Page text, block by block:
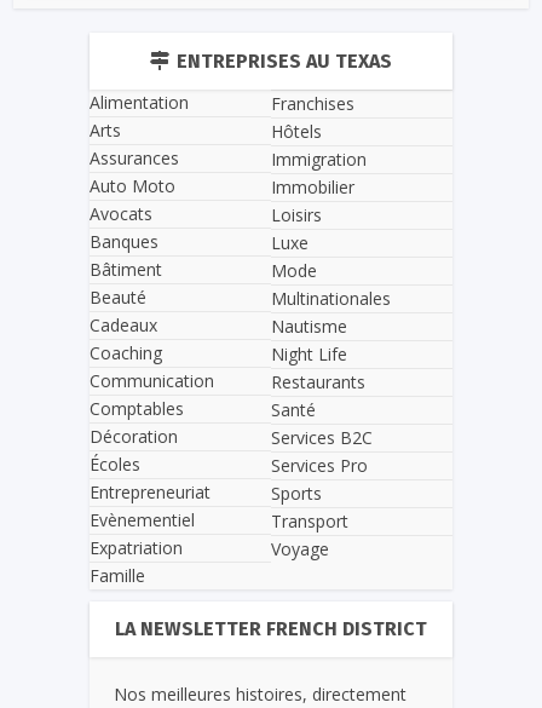
ENTREPRISES AU TEXAS
Alimentation
Arts
Assurances
Auto Moto
Avocats
Banques
Bâtiment
Beauté
Cadeaux
Coaching
Communication
Comptables
Décoration
Écoles
Entrepreneuriat
Evènementiel
Expatriation
Famille
Franchises
Hôtels
Immigration
Immobilier
Loisirs
Luxe
Mode
Multinationales
Nautisme
Night Life
Restaurants
Santé
Services B2C
Services Pro
Sports
Transport
Voyage
LA NEWSLETTER FRENCH DISTRICT
Nos meilleures histoires, directement